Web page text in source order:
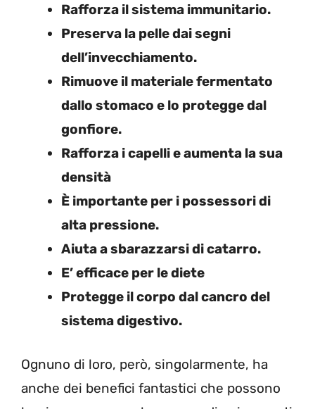
Rafforza il sistema immunitario.
Preserva la pelle dai segni
dell’invecchiamento.
Rimuove il materiale fermentato
dallo stomaco e lo protegge dal
gonfiore.
Rafforza i capelli e aumenta la sua
densità
È importante per i possessori di
alta pressione.
Aiuta a sbarazzarsi di catarro.
E’ efficace per le diete
Protegge il corpo dal cancro del
sistema digestivo.
Ognuno di loro, però, singolarmente, ha
anche dei benefici fantastici che possono